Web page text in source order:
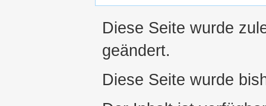
Diese Seite wurde
geändert.
Diese Seite wurde